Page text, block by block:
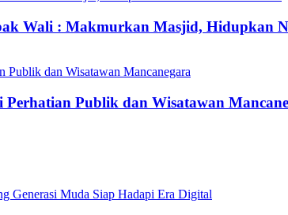
Wali : Makmurkan Masjid, Hidupkan
Publik dan Wisatawan